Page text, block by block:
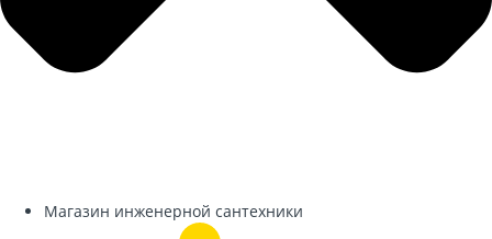
Магазин инженерной сантехники